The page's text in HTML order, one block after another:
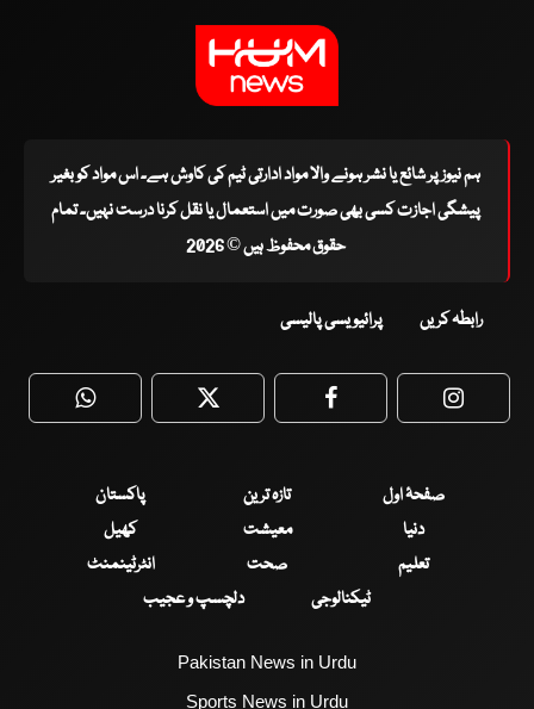
ہم نیوز پر شائع یا نشر ہونے والا مواد ادارتی ٹیم کی کاوش ہے۔ اس مواد کو بغیر
پیشگی اجازت کسی بھی صورت میں استعمال یا نقل کرنا درست نہیں۔ تمام
حقوق محفوظ ہیں © 2026
رابطہ کریں پرائیویسی پالیسی
WhatsApp Twitter Facebook
صفحۂ اول تازہ ترین
پاکستان
دنیا
معیشت
کھیل
تعلیم
صحت
انٹرٹینمنٹ
ٹیکنالوجی
دلچسپ و عجیب
Pakistan News in Urdu
Sports News in Urdu